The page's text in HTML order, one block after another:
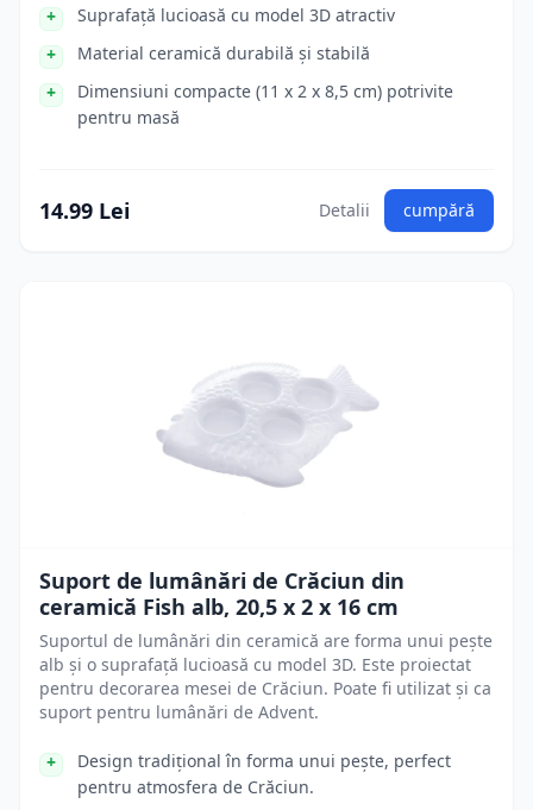
Suprafață lucioasă cu model 3D atractiv
Material ceramică durabilă și stabilă
Dimensiuni compacte (11 x 2 x 8,5 cm) potrivite
pentru masă
14.99 Lei Detalii cumpără
Suport de lumânări de Crăciun din
ceramică Fish alb, 20,5 x 2 x 16 cm
Suportul de lumânări din ceramică are forma unui pește
alb și o suprafață lucioasă cu model 3D. Este proiectat
pentru decorarea mesei de Crăciun. Poate fi utilizat și ca
suport pentru lumânări de Advent.
Design tradițional în forma unui pește, perfect
pentru atmosfera de Crăciun.